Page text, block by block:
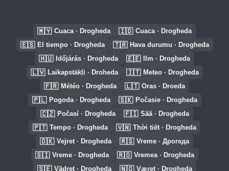
🇲🇾 Cuaca · Drogheda 🇮🇩 Cuaca · Drogheda
🇪🇸 El tiempo · Drogheda 🇹🇷 Hava durumu · Drogheda
🇭🇺 Időjárás · Drogheda 🇪🇪 Ilm · Drogheda
🇱🇻 Laikapstākļi · Droheda 🇮🇹 Meteo · Drogheda
🇫🇷 Météo · Drogheda 🇱🇹 Oras · Droeda
🇵🇱 Pogoda · Drogheda 🇸🇰 Počasie · Drogheda
🇨🇿 Počasí · Drogheda 🇫🇮 Sää · Drogheda
🇵🇹 Tempo · Drogheda 🇻🇳 Thời tiết · Drogheda
🇩🇰 Vejret · Drogheda 🇷🇸 Vreme · Дрогеда
🇸🇮 Vreme · Drogheda 🇷🇴 Vremea · Drogheda
🇸🇪 Vädret · Drogheda 🇳🇴 Været · Drogheda